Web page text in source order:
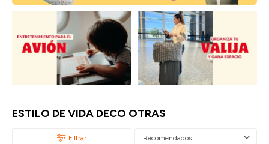
ESTILO DE VIDA DECO OTRAS
Recomendados